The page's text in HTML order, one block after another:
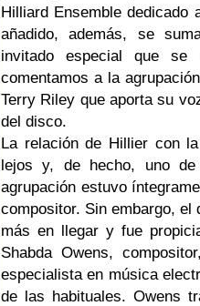
Hilliard Ensemble dedicado
añadido, además, se
invitado especial que
comentamos a la
Terry Riley que aporta su
del disco.
La relación de Hillier con
lejos y, de hecho, uno
agrupación estuvo
compositor. Sin embargo, el
más en llegar y fue
Shabda Owens,
especialista en música
de las habituales. Owens